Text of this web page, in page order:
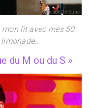
lit avec mes 50
du M ou du S »